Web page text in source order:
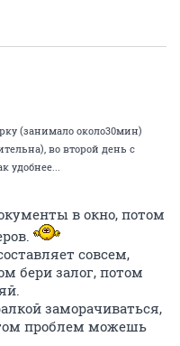
(занимало около30мин)
во второй день с
удобнее...
в окно, потом
совсем,
бери залог, потом
заморачиваться,
проблем можешь